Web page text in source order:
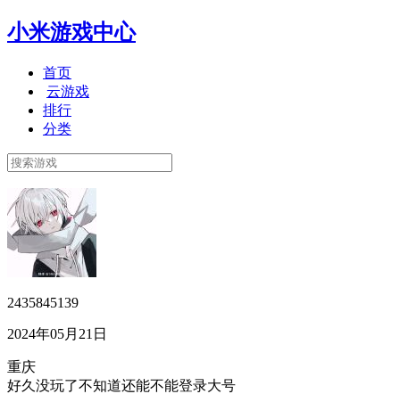
小米游戏中心
首页
云游戏
排行
分类
2435845139
2024年05月21日
重庆
好久没玩了不知道还能不能登录大号